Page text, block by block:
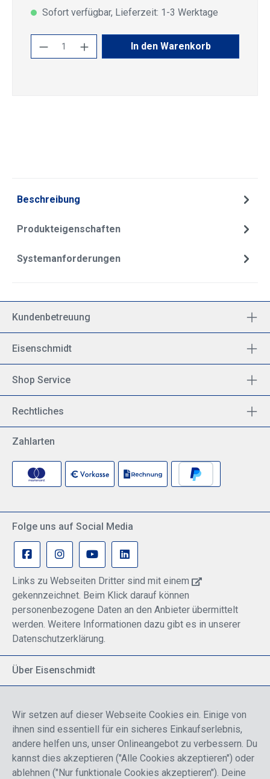
Sofort verfügbar, Lieferzeit: 1-3 Werktage
Produkt Anzahl: Gib den gewünschten
In den Warenkorb
Beschreibung
Produkteigenschaften
Systemanforderungen
Kundenbetreuung
Eisenschmidt
Shop Service
Rechtliches
Zahlarten
Folge uns auf Social Media
Links zu Webseiten Dritter sind mit einem
gekennzeichnet. Beim Klick darauf können
personenbezogene Daten an den Anbieter übermittelt
werden. Weitere Informationen dazu gibt es in unserer
Datenschutzerklärung.
Über Eisenschmidt
Breite Palette von Luftfahrtprodukten
Fokus auf Pilotenausbildung
Wir setzen auf dieser Webseite Cookies ein. Einige von
ihnen sind essentiell für ein sicheres Einkaufserlebnis,
andere helfen uns, unser Onlineangebot zu verbessern. Du
kannst dies akzeptieren ("Alle Cookies akzeptieren") oder
ablehnen ("Nur funktionale Cookies akzeptieren"). Deine